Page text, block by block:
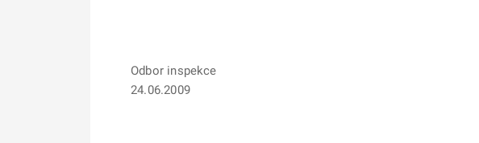
Odbor inspekce
24.06.2009